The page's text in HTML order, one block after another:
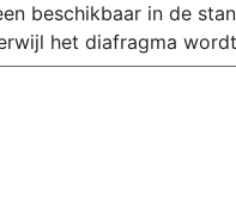
beschikbaar in de
het diafragma